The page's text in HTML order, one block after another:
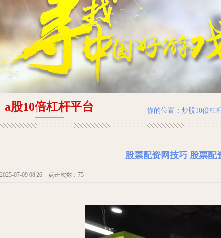
a股10倍杠杆平台 你的位置： 炒股10倍杠
股票配资网技巧 股票配
2025-07-09 08:26 点击次数：75